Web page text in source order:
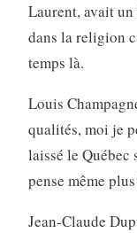
Laurent, avait
dans la religion
temps là.
Louis
qualités, moi je
laissé le Québec
pense même
Jean-Claude